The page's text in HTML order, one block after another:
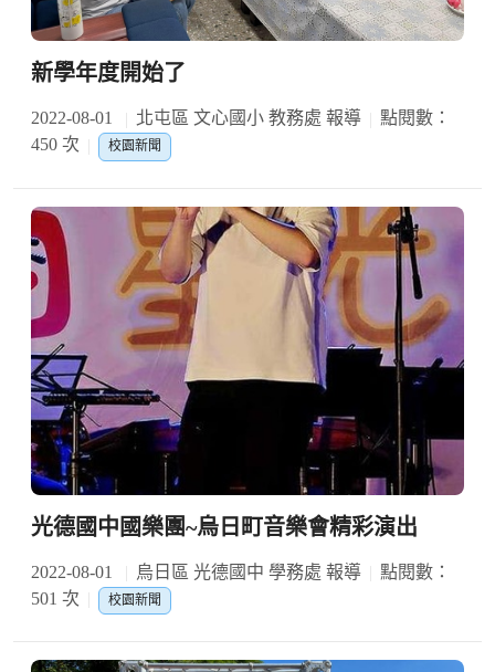
新學年度開始了
2022-08-01 北屯區 文心國小 教務處 報導
點閱數：
450 次
校園新聞
光德國中國樂團~烏日町音樂會精彩演出
2022-08-01 烏日區 光德國中 學務處 報導
點閱數：
501 次
校園新聞